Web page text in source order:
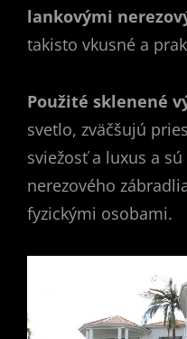
lankovými
takisto vkusné a
Použité sklenené
svetlo, zväčšujú
sviežosť a luxus a
nerezového
fyzickými osobami.